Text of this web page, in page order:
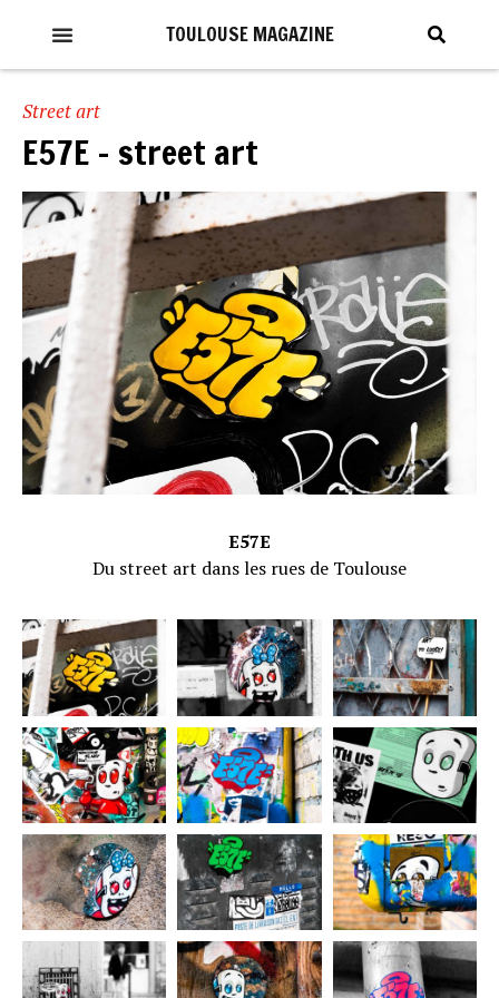
TOULOUSE MAGAZINE
Street art
E57E – street art
E57E
Du street art dans les rues de Toulouse